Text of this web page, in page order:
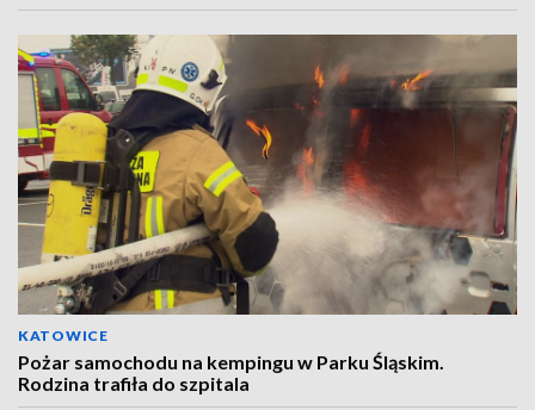
KATOWICE
Pożar samochodu na kempingu w Parku Śląskim.
Rodzina trafiła do szpitala